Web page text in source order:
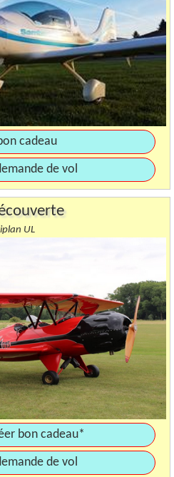
cadeau
de vol
UL
bon cadeau*
de vol